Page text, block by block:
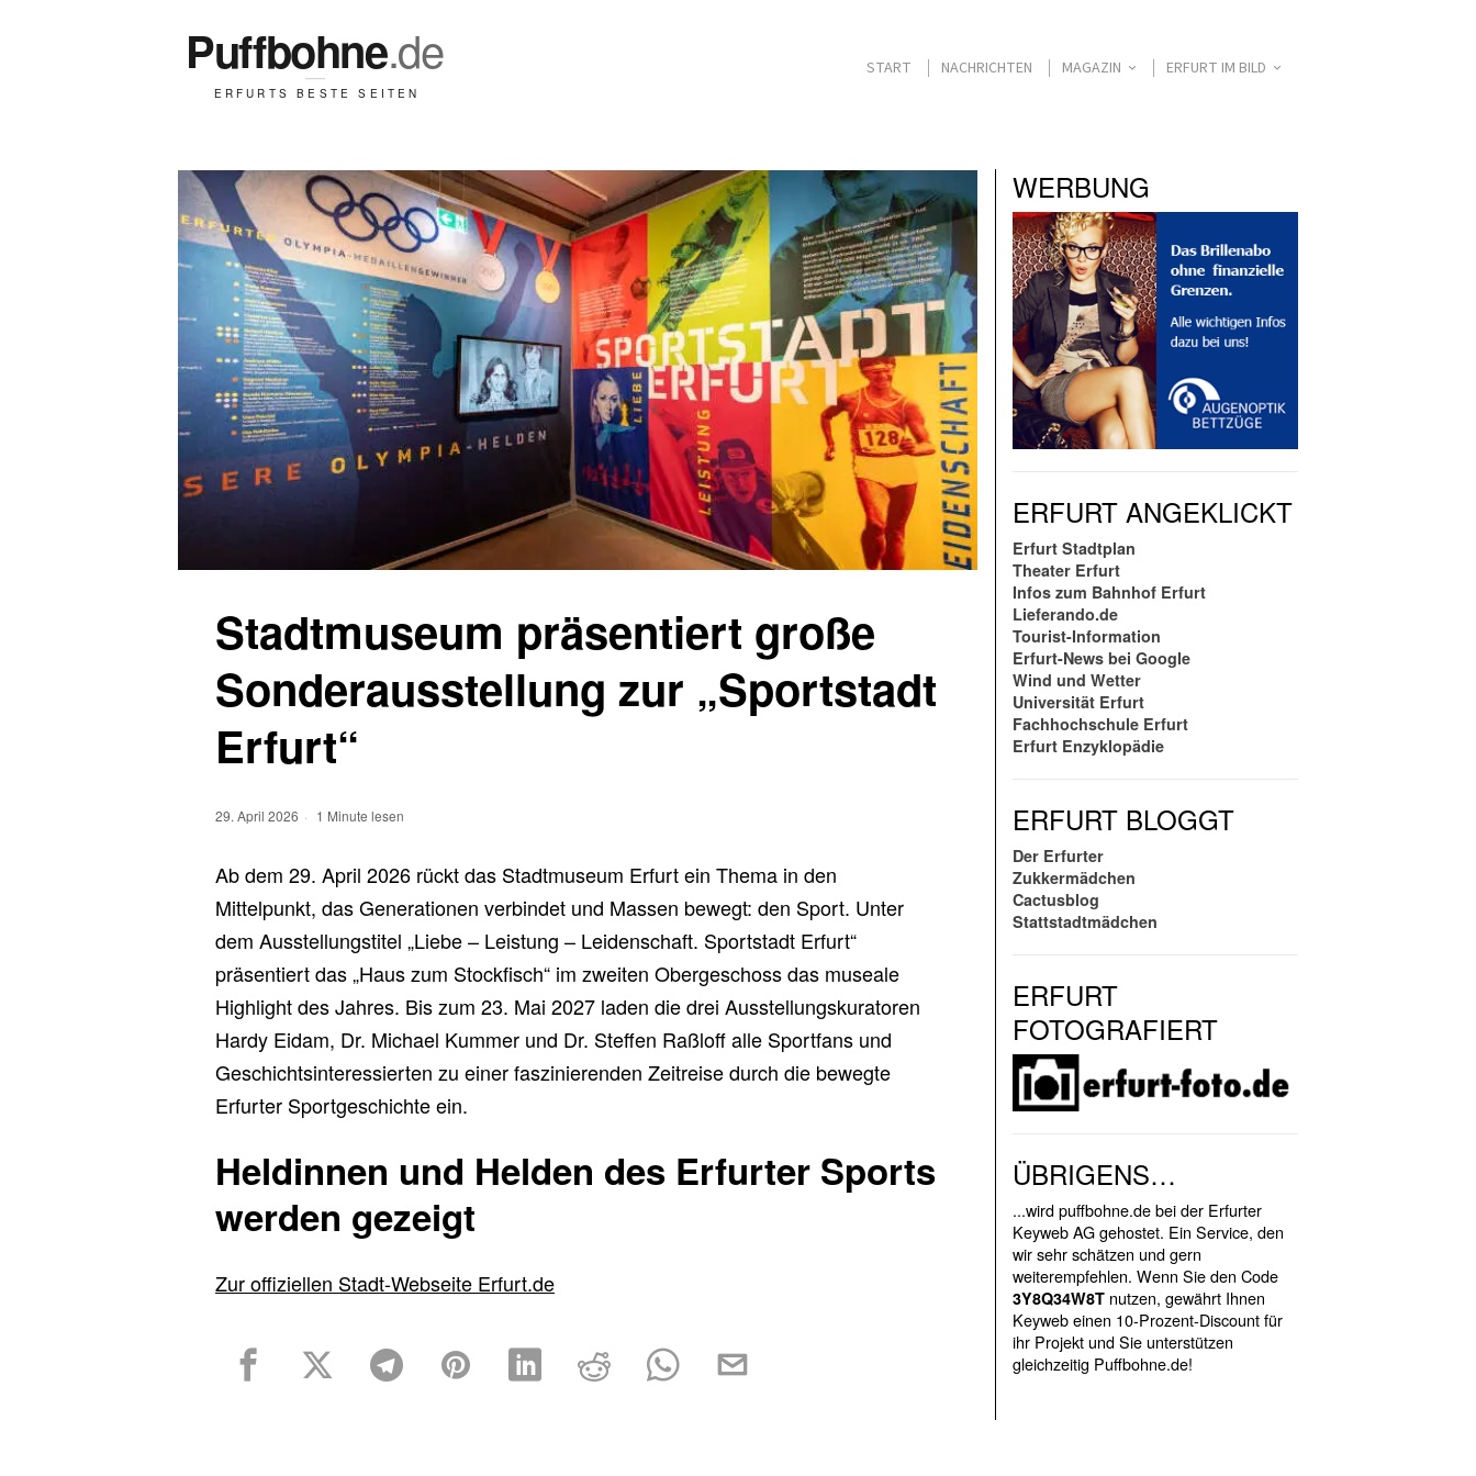
START NACHRICHTEN MAGAZIN ERFURT IM BILD
Stadtmuseum präsentiert große
Sonderausstellung zur „Sportstadt
Erfurt“
29. April 2026 1 Minute lesen
Ab dem 29. April 2026 rückt das Stadtmuseum Erfurt ein Thema in den
Mittelpunkt, das Generationen verbindet und Massen bewegt: den Sport. Unter
dem Ausstellungstitel „Liebe – Leistung – Leidenschaft. Sportstadt Erfurt“
präsentiert das „Haus zum Stockfisch“ im zweiten Obergeschoss das museale
Highlight des Jahres. Bis zum 23. Mai 2027 laden die drei Ausstellungskuratoren
Hardy Eidam, Dr. Michael Kummer und Dr. Steffen Raßloff alle Sportfans und
Geschichtsinteressierten zu einer faszinierenden Zeitreise durch die bewegte
Erfurter Sportgeschichte ein.
Heldinnen und Helden des Erfurter Sports
werden gezeigt
Zur offiziellen Stadt-Webseite Erfurt.de
WERBUNG
ERFURT ANGEKLICKT
Erfurt Stadtplan
Theater Erfurt
Infos zum Bahnhof Erfurt
Lieferando.de
Tourist-Information
Erfurt-News bei Google
Wind und Wetter
Universität Erfurt
Fachhochschule Erfurt
Erfurt Enzyklopädie
ERFURT BLOGGT
Der Erfurter
Zukkermädchen
Cactusblog
Stattstadtmädchen
ERFURT
FOTOGRAFIERT
ÜBRIGENS…
...wird puffbohne.de bei der Erfurter
Keyweb AG gehostet. Ein Service, den
wir sehr schätzen und gern
weiterempfehlen. Wenn Sie den Code
3Y8Q34W8T nutzen, gewährt Ihnen
Keyweb einen 10-Prozent-Discount für
ihr Projekt und Sie unterstützen
gleichzeitig Puffbohne.de!